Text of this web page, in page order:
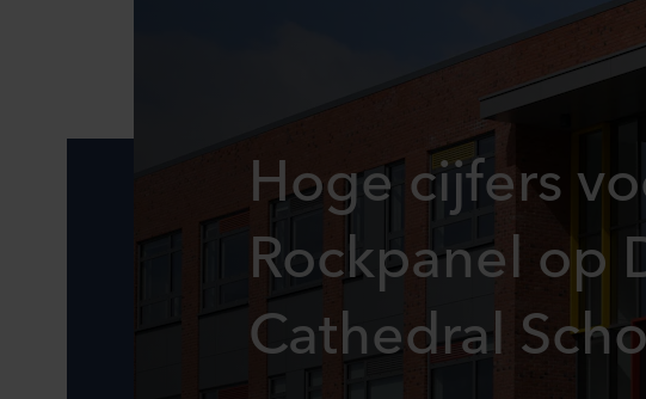
Hoge cijfers
Rockpanel op
Cathedral